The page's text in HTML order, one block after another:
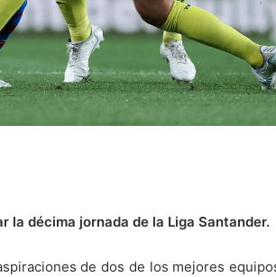
la décima jornada de la Liga Santander.
de dos de los mejores